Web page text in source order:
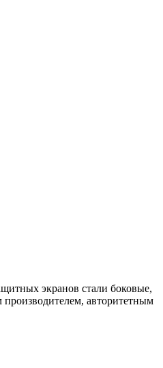
экранов стали боковые,
авторитетным